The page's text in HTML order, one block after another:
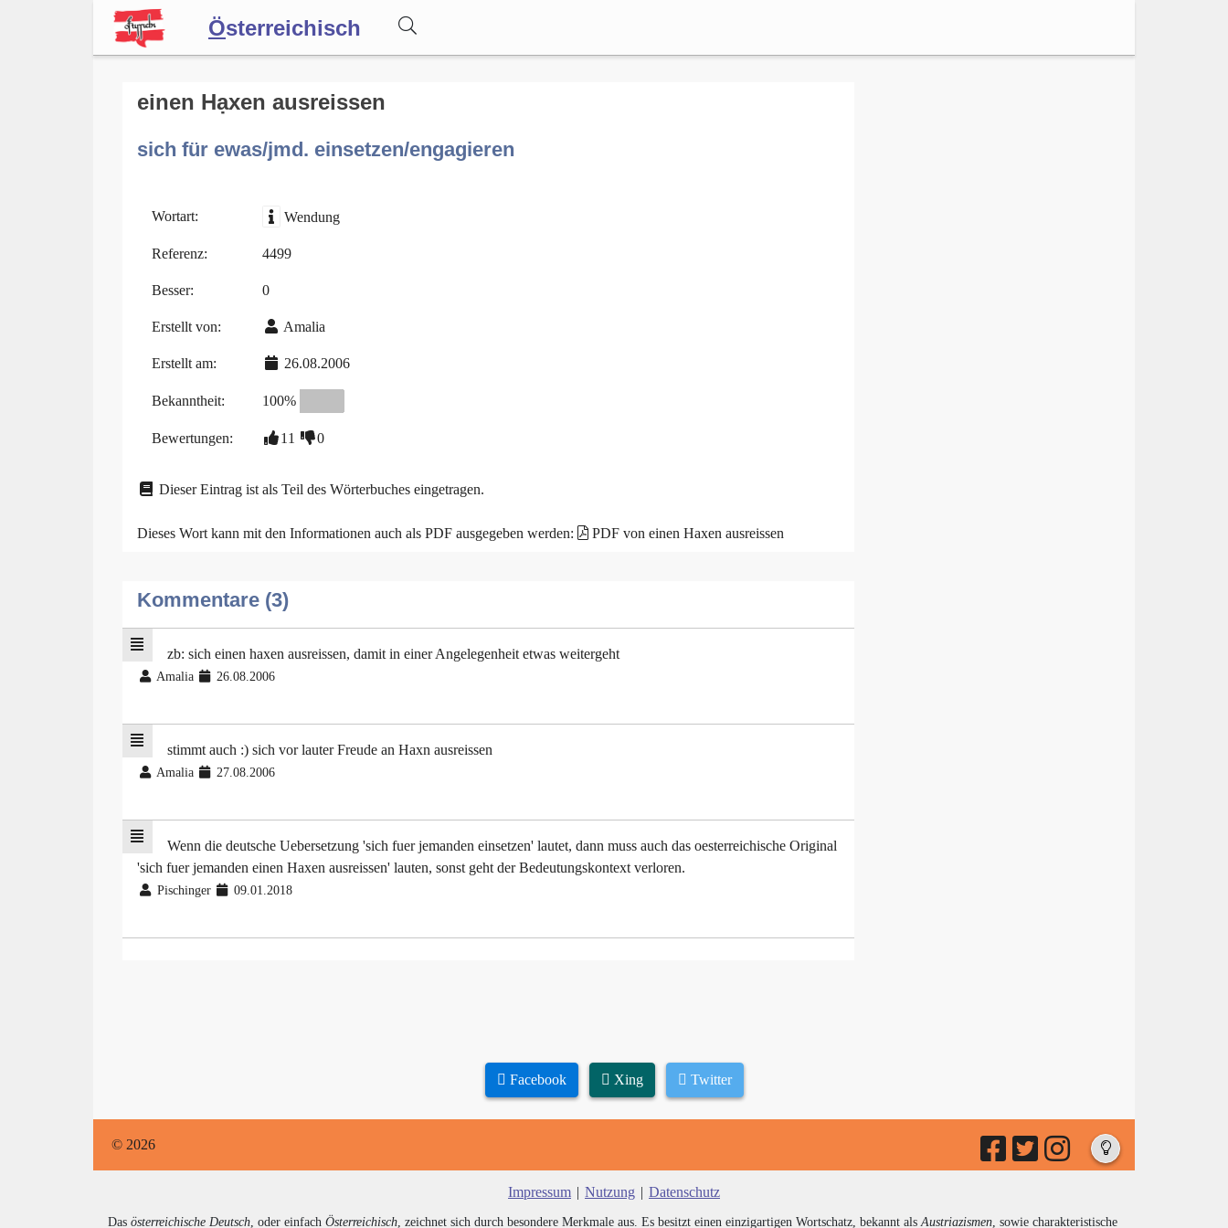
Österreichisch
Forum
Blog
einen Hạxen ausreissen
sich für ewas/jmd. einsetzen/engagieren
Wortart: Wendung
Referenz: 4499
Besser: 0
Erstellt von: Amalia
Erstellt am: 26.08.2006
Bekanntheit: 100%
Bewertungen: 11 0
Dieser Eintrag ist als Teil des Wörterbuches eingetragen.
Dieses Wort kann mit den Informationen auch als PDF ausgegeben werden: PDF von einen Haxen ausreissen
Kommentare (3)
zb: sich einen haxen ausreissen, damit in einer Angelegenheit etwas weitergeht
Amalia 26.08.2006
stimmt auch :) sich vor lauter Freude an Haxn ausreissen
Amalia 27.08.2006
Wenn die deutsche Uebersetzung 'sich fuer jemanden einsetzen' lautet, dann muss auch das oesterreichische Original
'sich fuer jemanden einen Haxen ausreissen' lauten, sonst geht der Bedeutungskontext verloren.
Pischinger 09.01.2018
Facebook Xing Twitter
© 2026
Impressum | Nutzung | Datenschutz
Das österreichische Deutsch , oder einfach Österreichisch , zeichnet sich durch besondere Merkmale aus. Es besitzt einen einzigartigen Wortschatz, bekannt als Austriazismen , sowie charakteristische